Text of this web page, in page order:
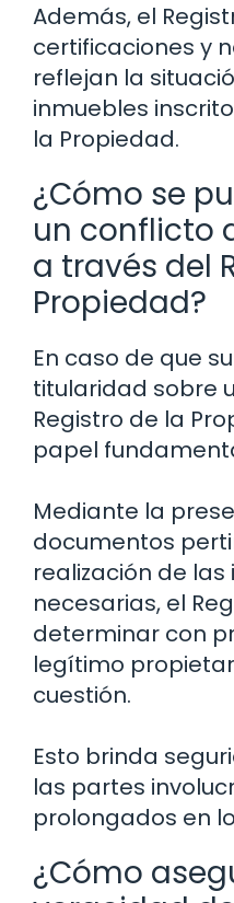
Además, el
certificaciones y
reflejan la
inmuebles
la Propiedad.
¿Cómo se
un conflicto
a través del
Propiedad?
En caso de que
titularidad sobre
Registro de la
papel
Mediante la
documentos
realización de las
necesarias, el
determinar con
legítimo
cuestión.
Esto brinda
las partes
prolongados en
¿Cómo